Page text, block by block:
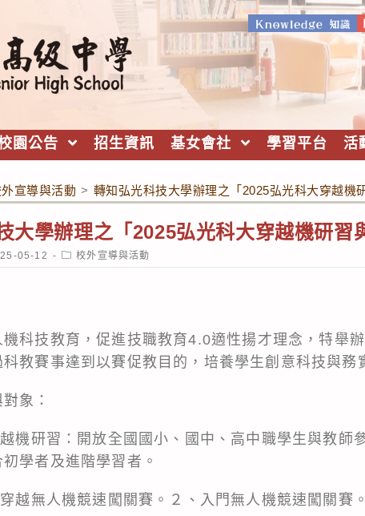
園公告 招生資訊 基女會社 學習平台 活
宣導與活動 > 轉知弘光科技大學辦理之「2025弘光科大穿越機
大學辦理之「2025弘光科大穿越機研習
05-12
Post
category:
校外宣導與活動
科技教育，促進技職教育4.0適性揚才理念，特舉
教賽事達到以賽促教目的，培養學生創意科技與務
象：
機研習：開放全國國小、國中、高中職學生與教師
學者及進階學習者。
越無人機競速闖關賽。２、入門無人機競速闖關賽